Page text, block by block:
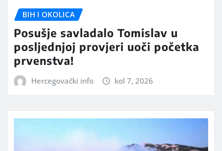
BIH I OKOLICA
Posušje savladalo Tomislav u
posljednjoj provjeri uoči početka
prvenstva!
Hercegovački info kol 7, 2026